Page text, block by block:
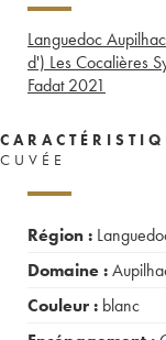
Languedoc
d') Les Cocalières
Fadat 2021
CUVÉE
Région :
Domaine :
Couleur : blanc